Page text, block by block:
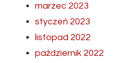
marzec 2023
styczeń 2023
listopad 2022
październik 2022